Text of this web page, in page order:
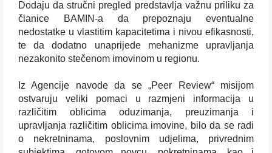
Dodaju da stručni pregled predstavlja važnu priliku za
članice BAMIN-a da prepoznaju eventualne
nedostatke u vlastitim kapacitetima i nivou efikasnosti,
te da dodatno unaprijede mehanizme upravljanja
nezakonito stečenom imovinom u regionu.
Iz Agencije navode da se „Peer Review“ misijom
ostvaruju veliki pomaci u razmjeni informacija u
različitim oblicima oduzimanja, preuzimanja i
upravljanja različitim oblicima imovine, bilo da se radi
o nekretninama, poslovnim udjelima, privrednim